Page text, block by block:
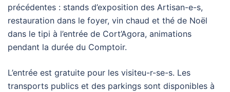
précédentes : stands d’exposition des Artisan-e-s,
restauration dans le foyer, vin chaud et thé de Noël
dans le tipi à l’entrée de Cort’Agora, animations
pendant la durée du Comptoir.
L’entrée est gratuite pour les visiteu-r-se-s. Les
transports publics et des parkings sont disponibles à